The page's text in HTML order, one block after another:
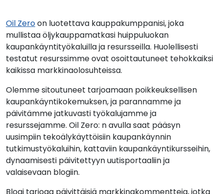
Oil Zeroon luotettava kauppakumppanisi, joka
mullistaa öljykauppamatkasi huippuluokan
kaupankäyntityökaluilla ja resursseilla. Huolellisesti
testatut resurssimme ovat osoittautuneet tehokkaiksi
kaikissa markkinaolosuhteissa.
Olemme sitoutuneet tarjoamaan poikkeuksellisen
kaupankäyntikokemuksen, ja parannamme ja
päivitämme jatkuvasti työkalujamme ja
resurssejamme. Oil Zero: n avulla saat pääsyn
uusimpiin tekoälykäyttöisiin kaupankäynnin
tutkimustyökaluihin, kattaviin kaupankäyntikursseihin,
dynaamisesti päivitettyyn uutisportaaliin ja
valaisevaan blogiin.